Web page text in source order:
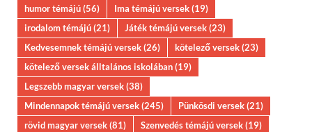
humor témájú(56) Ima témájú versek(19)
irodalom témájú(21) Játék témájú versek(23)
Kedvesemnek témájú versek(26) kötelező versek(23)
kötelező versek álltalános iskolában(19)
Legszebb magyar versek(38)
Mindennapok témájú versek(245) Pünkösdi versek(21)
rövid magyar versek(81) Szenvedés témájú versek(19)